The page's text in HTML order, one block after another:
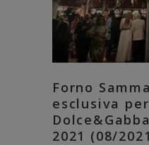
Forno
esclusiva per
2021 (08/